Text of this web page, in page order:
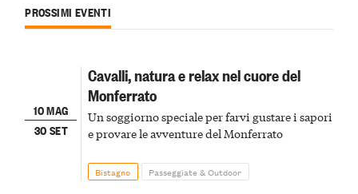
PROSSIMI EVENTI
10 MAG
30 SET
Cavalli, natura e relax nel cuore del
Monferrato
Un soggiorno speciale per farvi gustare i sapori
e provare le avventure del Monferrato
Bistagno Passeggiate & Outdoor